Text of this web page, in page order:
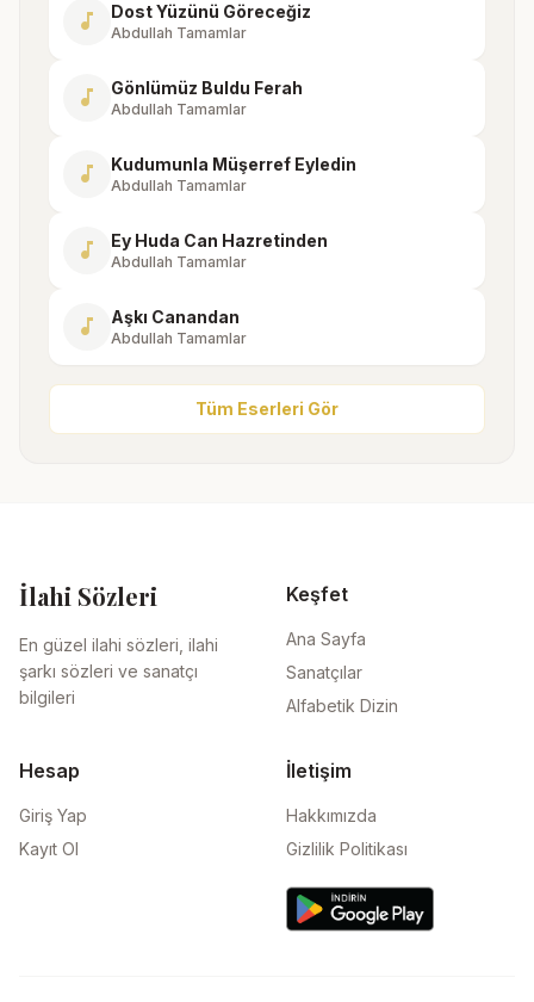
music_note Dost Yüzünü Göreceğiz
Abdullah Tamamlar
music_note Gönlümüz Buldu Ferah
Abdullah Tamamlar
music_note Kudumunla Müşerref Eyledin
Abdullah Tamamlar
music_note Ey Huda Can Hazretinden
Abdullah Tamamlar
music_note Aşkı Canandan
Abdullah Tamamlar
Tüm Eserleri Gör
İlahi Sözleri
En güzel ilahi sözleri, ilahi
şarkı sözleri ve sanatçı
bilgileri
Keşfet
Ana Sayfa
Sanatçılar
Alfabetik Dizin
Hesap
Giriş Yap
Kayıt Ol
İletişim
Hakkımızda
Gizlilik Politikası